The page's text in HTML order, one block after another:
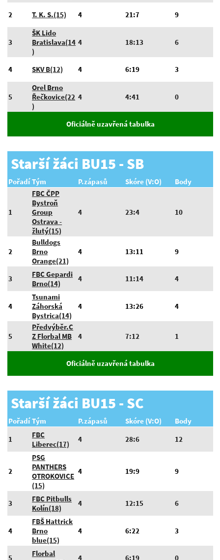
2 T. K. S.(15) 4 21:7 9
3
ŠK Lido
Bratislava(14
)
4 18:13 6
4 SKV B(12) 4 6:19 3
5
Orel Brno
Řečkovice(22
)
4 4:41 0
Oficiálně uzavřená tabulka
Starší žáci BU15 - SB
Pořadí Tým P.zápasů Skóre (V:O) Body
1
FBC ČPP
Bystroň
Group
Ostrava -
žlutý(15)
4 23:4 10
2
Bulldogs
Brno
Orange(21)
4 13:11 9
3
FBC Gepardi
Brno(14)
4 11:14 4
4
Tsunami
Záhorská
Bystrica(14)
4 13:26 4
5
Předvýběr.C
Z Florbal MB
White(12)
4 7:12 1
Oficiálně uzavřená tabulka
Starší žáci BU15 - SC
Pořadí Tým P.zápasů Skóre (V:O)
Body
1
FBC
Liberec(17)
4 28:6 12
2
PSG
PANTHERS
OTROKOVICE
(15)
4 19:9 9
3
FBC Pitbulls
Kolín(18)
4 12:15 6
4
FBŠ Hattrick
Brno
blue(15)
4 6:22 3
5
Florbal
4 6:19 0